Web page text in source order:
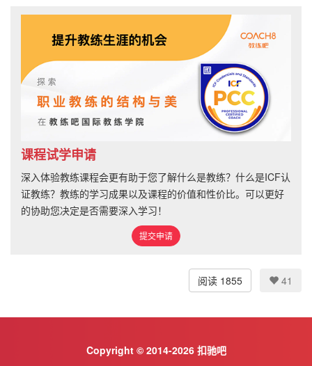
课程试学申请
深入体验教练课程会更有助于您了解什么是教练？什么是ICF认
证教练？教练的学习成果以及课程的价值和性价比。可以更好
的协助您决定是否需要深入学习！
提交申请
阅读 1855 41
Copyright © 2014-2026 扣驰吧